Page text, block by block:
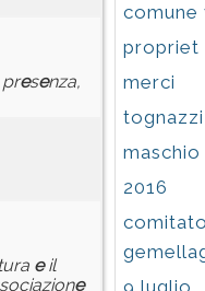
esenza,
eil
e
comune
propriet
merci
tognazzi
2016
9 luglio